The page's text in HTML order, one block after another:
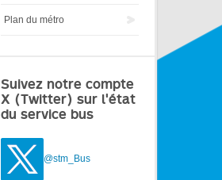
Plan du métro
Suivez notre compte
X (Twitter) sur l'état
du service bus
@stm_Bus